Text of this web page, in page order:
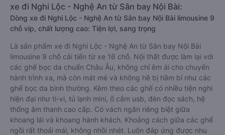
xe đi Nghi Lộc - Nghệ An từ Sân bay Nội Bài:
Dòng xe đi Nghi Lộc - Nghệ An từ Sân bay Nội Bài limousine 9
chỗ vip, chất lượng cao: Tiện lợi, sang trọng
Là sản phẩm xe đi Nghi Lộc - Nghệ An từ Sân bay Nội Bài
limousine 9 chỗ cải tiến từ xe 16 chỗ. Nội thất được làm lại với
các ghế bọc da chuẩn Châu Âu, không chỉ êm ái cho chuyến
hành trình xa, mà còn mát mẻ và không hề bị hầm bí như các
ghế bọc da bình thường. Kèm theo các ghế có nhiều tiện nghi
hiện đại như ti-vi, tủ lạnh mini, ổ cắm usb, đèn đọc sách, hệ
thống âm thanh cao cấp. Có vách ngăn riêng biệt giữa
khoang lái và khoang hành khách. Khoảng cách giữa các ghế
ngồi rất thoải mái, không nhồi nhét. Luôn đáp ứng được nhu